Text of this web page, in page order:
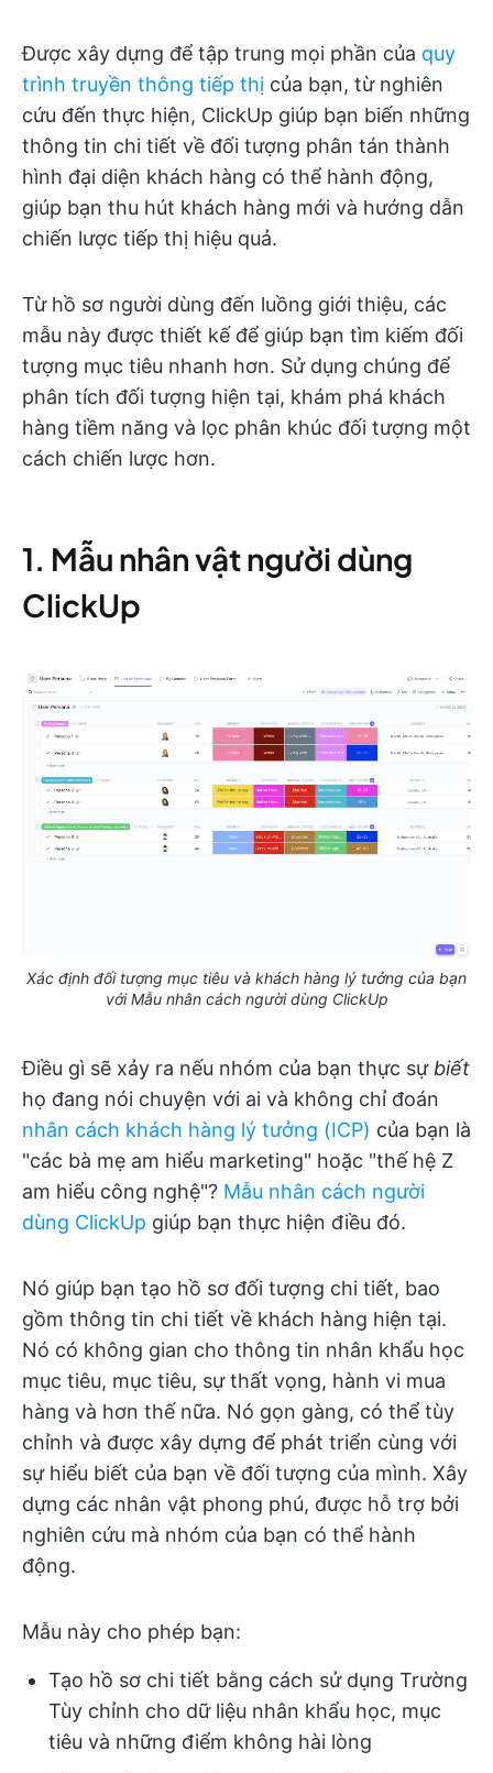
Được xây dựng để tập trung mọi phần của quy
trình truyền thông tiếp thị của bạn, từ nghiên
cứu đến thực hiện, ClickUp giúp bạn biến những
thông tin chi tiết về đối tượng phân tán thành
hình đại diện khách hàng có thể hành động,
giúp bạn thu hút khách hàng mới và hướng dẫn
chiến lược tiếp thị hiệu quả.
Từ hồ sơ người dùng đến luồng giới thiệu, các
mẫu này được thiết kế để giúp bạn tìm kiếm đối
tượng mục tiêu nhanh hơn. Sử dụng chúng để
phân tích đối tượng hiện tại, khám phá khách
hàng tiềm năng và lọc phân khúc đối tượng một
cách chiến lược hơn.
1. Mẫu nhân vật người dùng
ClickUp
Xác định đối tượng mục tiêu và khách hàng lý tưởng của bạn
với Mẫu nhân cách người dùng ClickUp
Điều gì sẽ xảy ra nếu nhóm của bạn thực sựbiết
họ đang nói chuyện với ai và không chỉ đoán
nhân cách khách hàng lý tưởng (ICP) của bạn là
"các bà mẹ am hiểu marketing" hoặc "thế hệ Z
am hiểu công nghệ"? Mẫu nhân cách người
dùng ClickUp giúp bạn thực hiện điều đó.
Nó giúp bạn tạo hồ sơ đối tượng chi tiết, bao
gồm thông tin chi tiết về khách hàng hiện tại.
Nó có không gian cho thông tin nhân khẩu học
mục tiêu, mục tiêu, sự thất vọng, hành vi mua
hàng và hơn thế nữa. Nó gọn gàng, có thể tùy
chỉnh và được xây dựng để phát triển cùng với
sự hiểu biết của bạn về đối tượng của mình. Xây
dựng các nhân vật phong phú, được hỗ trợ bởi
nghiên cứu mà nhóm của bạn có thể hành
động.
Mẫu này cho phép bạn:
Tạo hồ sơ chi tiết bằng cách sử dụng Trường
Tùy chỉnh cho dữ liệu nhân khẩu học, mục
tiêu và những điểm không hài lòng